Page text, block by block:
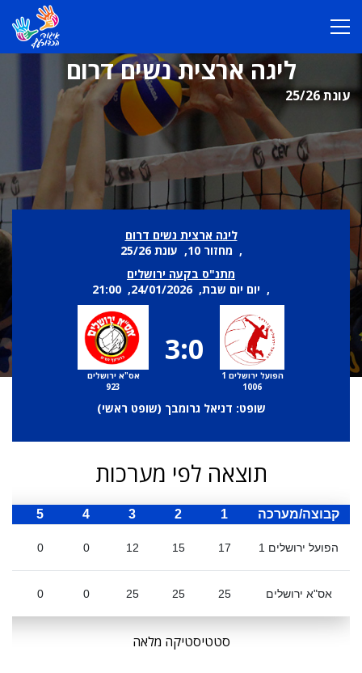
ליגה ארצית נשים דרום
עונת 25/26
ליגה ארצית נשים דרום
, מחזור 10, עונת 25/26
מתנ"ס בקעה ירושלים
, יום יום שבת, 24/01/2026, 21:00
הפועל ירושלים 1
1006
3:0
אס"א ירושלים
923
שופט: דניאל גרומבך (שופט ראשי)
תוצאה לפי מערכות
קבוצה/מערכה 1
2
3
4
5
הפועל ירושלים 1 17
15
12
0
0
אס"א ירושלים 25
25
25
0
0
סטטיסטיקה מלאה